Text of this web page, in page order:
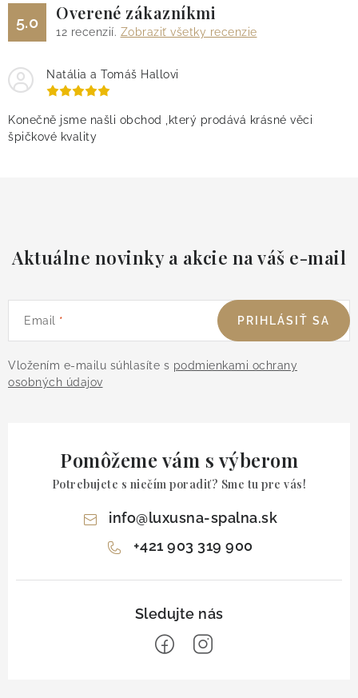
5.0 Overené zákazníkmi
12 recenzií. Zobraziť všetky recenzie
Natália a Tomáš Hallovi
Konečně jsme našli obchod ,který prodává krásné věci
špičkové kvality
Aktuálne novinky a akcie na váš e-mail
Email
Vložením e-mailu súhlasíte s podmienkami ochrany
osobných údajov
PRIHLÁSIŤ SA
Pomôžeme vám s výberom
Potrebujete s niečím poradiť? Sme tu pre vás!
info@luxusna-spalna.sk
+421 903 319 900